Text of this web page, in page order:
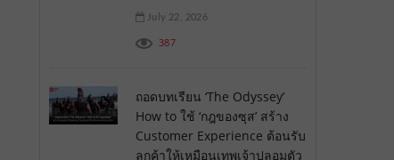
July 22, 2026
387
ถอดบทเรียน ‘The Odyssey’
How to ใช้ ‘กฎของซุส’ สร้าง
Customer Experience ต้อนรับ
ลูกค้าให้เหมือนเทพเจ้าปลอมตัว